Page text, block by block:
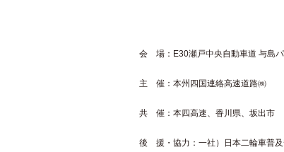
会 場：E30瀬戸中央自動車道 与島パ
主 催：本州四国連絡高速道路㈱
共 催：本四高速、香川県、坂出市
後 援・協力：一社）日本二輪車普